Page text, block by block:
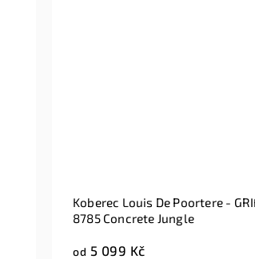
Koberec Louis De Poortere -
8785 Concrete Jungle
od 5 099 Kč